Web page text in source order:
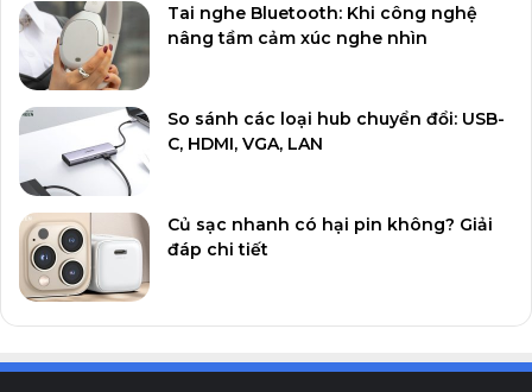
Tai nghe Bluetooth: Khi công nghệ
nâng tầm cảm xúc nghe nhìn
So sánh các loại hub chuyển đổi: USB-
C, HDMI, VGA, LAN
Củ sạc nhanh có hại pin không? Giải
đáp chi tiết